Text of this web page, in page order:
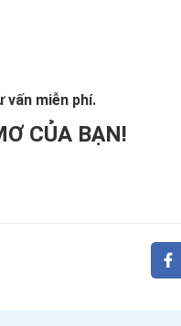
vấn miễn phí.
CỦA BẠN!